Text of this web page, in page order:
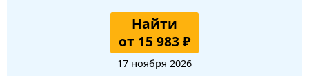
Найти
от 15 983 ₽
17 ноября 2026